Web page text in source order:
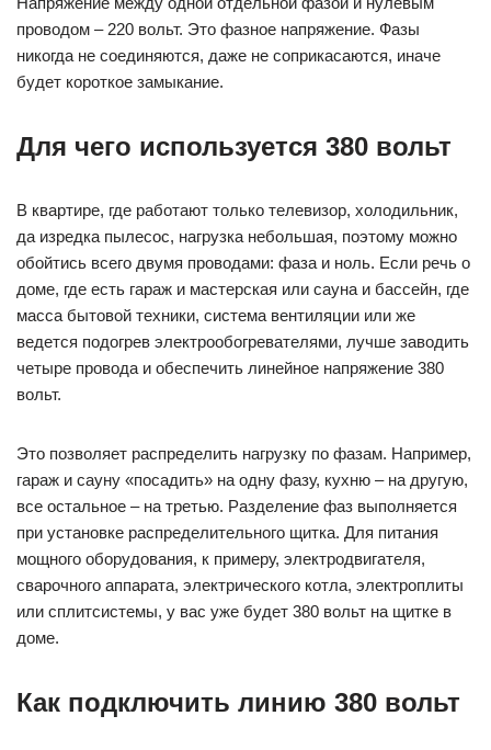
проводом – 220 вольт. Это фазное напряжение. Фазы
никогда не соединяются, даже не соприкасаются, иначе
будет короткое замыкание.
Для чего используется 380 вольт
В квартире, где работают только телевизор, холодильник,
да изредка пылесос, нагрузка небольшая, поэтому можно
обойтись всего двумя проводами: фаза и ноль. Если речь о
доме, где есть гараж и мастерская или сауна и бассейн, где
масса бытовой техники, система вентиляции или же
ведется подогрев электрообогревателями, лучше заводить
четыре провода и обеспечить линейное напряжение 380
вольт.
Это позволяет распределить нагрузку по фазам. Например,
гараж и сауну «посадить» на одну фазу, кухню – на другую,
все остальное – на третью. Разделение фаз выполняется
при установке распределительного щитка. Для питания
мощного оборудования, к примеру, электродвигателя,
сварочного аппарата, электрического котла, электроплиты
или сплитсистемы, у вас уже будет 380 вольт на щитке в
доме.
Как подключить линию 380 вольт